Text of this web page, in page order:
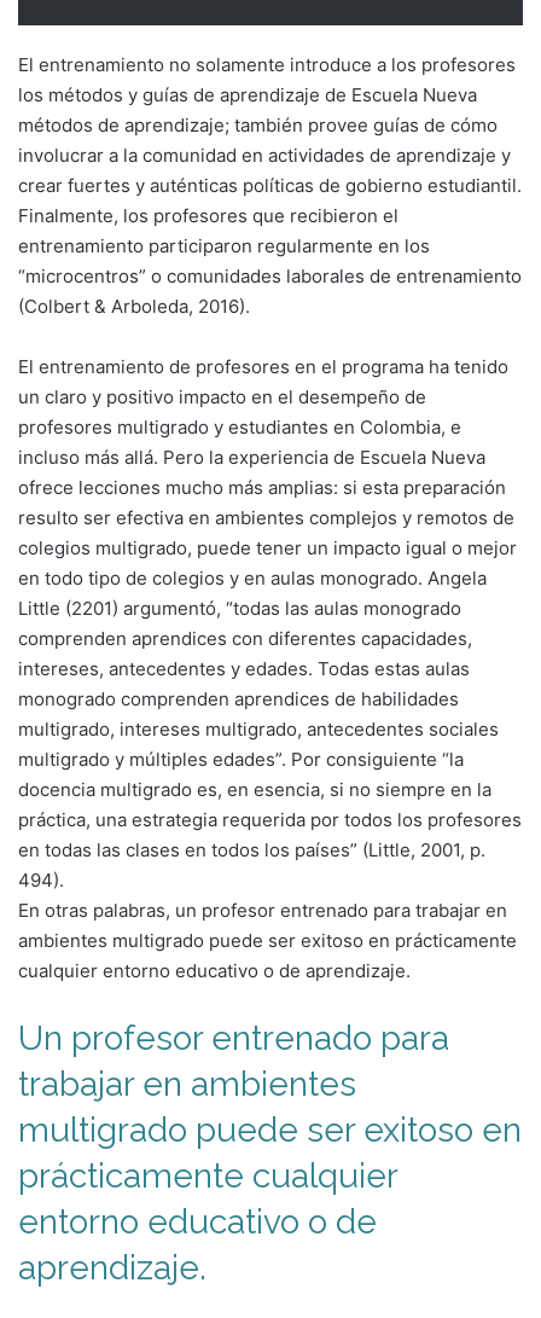
El entrenamiento no solamente introduce a los profesores
los métodos y guías de aprendizaje de Escuela Nueva
métodos de aprendizaje; también provee guías de cómo
involucrar a la comunidad en actividades de aprendizaje y
crear fuertes y auténticas políticas de gobierno estudiantil.
Finalmente, los profesores que recibieron el
entrenamiento participaron regularmente en los
“microcentros” o comunidades laborales de entrenamiento
(Colbert & Arboleda, 2016).
El entrenamiento de profesores en el programa ha tenido
un claro y positivo impacto en el desempeño de
profesores multigrado y estudiantes en Colombia, e
incluso más allá. Pero la experiencia de Escuela Nueva
ofrece lecciones mucho más amplias: si esta preparación
resulto ser efectiva en ambientes complejos y remotos de
colegios multigrado, puede tener un impacto igual o mejor
en todo tipo de colegios y en aulas monogrado. Angela
Little (2201) argumentó, “todas las aulas monogrado
comprenden aprendices con diferentes capacidades,
intereses, antecedentes y edades. Todas estas aulas
monogrado comprenden aprendices de habilidades
multigrado, intereses multigrado, antecedentes sociales
multigrado y múltiples edades”. Por consiguiente “la
docencia multigrado es, en esencia, si no siempre en la
práctica, una estrategia requerida por todos los profesores
en todas las clases en todos los países” (Little, 2001, p.
494).
En otras palabras, un profesor entrenado para trabajar en
ambientes multigrado puede ser exitoso en prácticamente
cualquier entorno educativo o de aprendizaje.
Un profesor entrenado para
trabajar en ambientes
multigrado puede ser exitoso en
prácticamente cualquier
entorno educativo o de
aprendizaje.